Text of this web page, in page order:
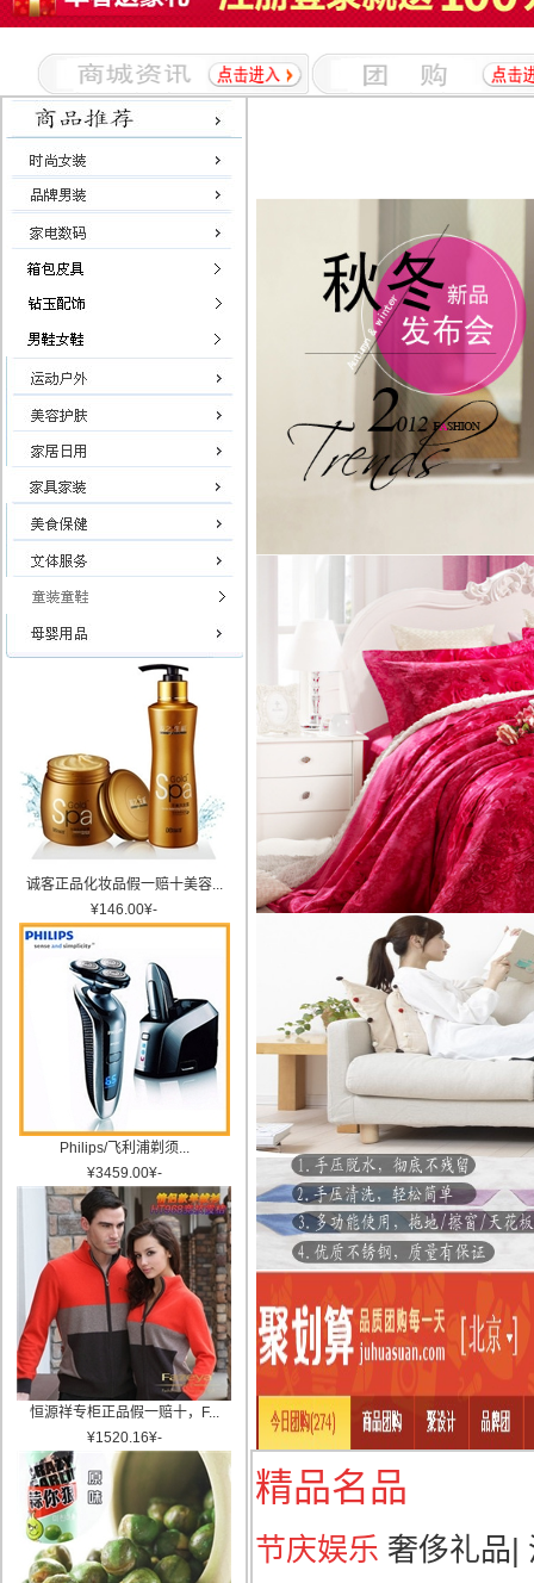
诚客正品化妆品假一赔十美容...
¥146.00¥-
Philips/飞利浦剃须...
¥3459.00¥-
恒源祥专柜正品假一赔十，F...
¥1520.16¥-
精品名品
节庆娱乐 奢侈礼品|